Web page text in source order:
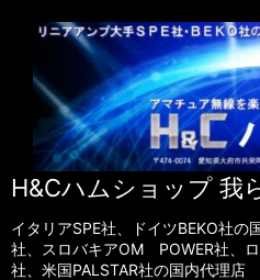
H&Cハムショップ 我
イタリアSPE社、ドイツBEKO社の
社、スロバキアOM POWER社、
社、米国PALSTAR社の国内代理店